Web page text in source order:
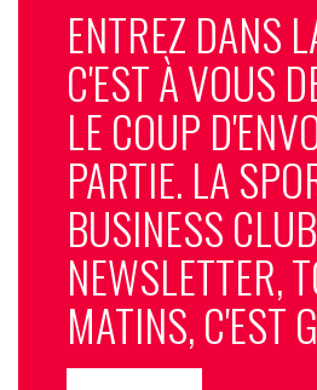
ENTREZ DANS
C'EST À VOUS
LE COUP
PARTIE. LA
BUSINESS CLUB
NEWSLETTER,
MATINS, C'EST